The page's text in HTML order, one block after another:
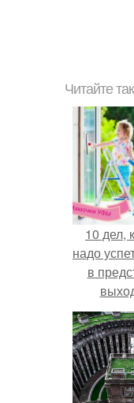
Читайте
10 дел,
надо
в